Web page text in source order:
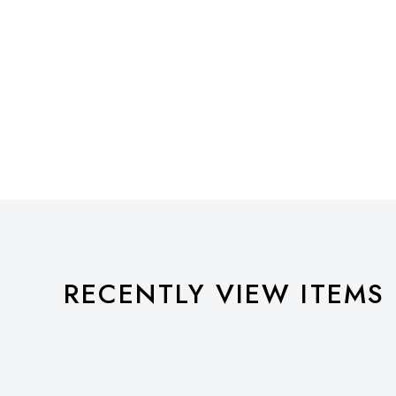
RECENTLY VIEW ITEMS